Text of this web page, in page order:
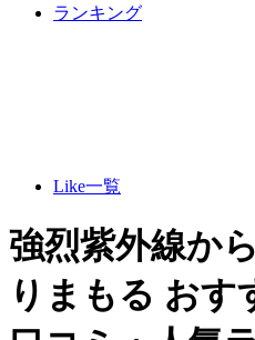
ランキング
Like一覧
強烈紫外線か
りまもる おす